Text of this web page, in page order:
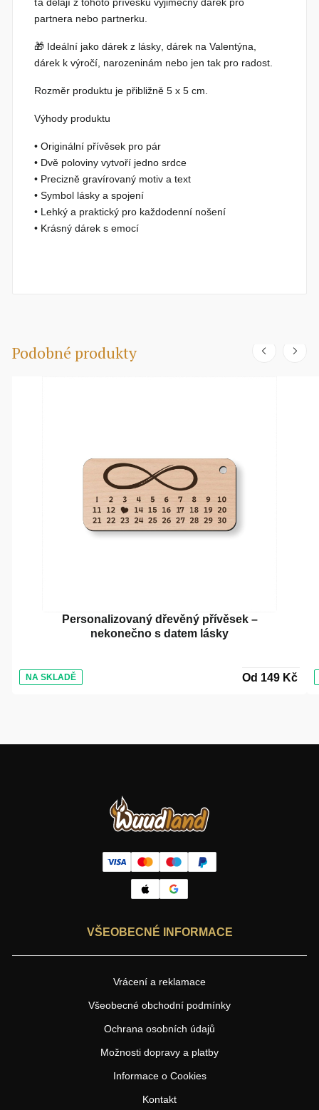
ťa dělají z tohoto přívěsku výjimečný dárek pro
partnera nebo partnerku.
🎁 Ideální jakodárek z lásky,dárek na Valentýna,
dárek k výročí, narozeninám nebo jen tak pro radost.
Rozměr produktu je přibližně5 x 5 cm.
Výhody produktu
• Originální přívěsek pro pár
• Dvě poloviny vytvoří jedno srdce
• Precizně gravírovaný motiv a text
• Symbol lásky a spojení
• Lehký a praktický pro každodenní nošení
• Krásný dárek s emocí
Podobné produkty
Personalizovaný dřevěný přívěsek –
nekonečno s datem lásky
NA SKLADĚ Od 149 Kč
VŠEOBECNÉ INFORMACE
Vrácení a reklamace
Všeobecné obchodní podmínky
Ochrana osobních údajů
Možnosti dopravy a platby
Informace o Cookies
Kontakt